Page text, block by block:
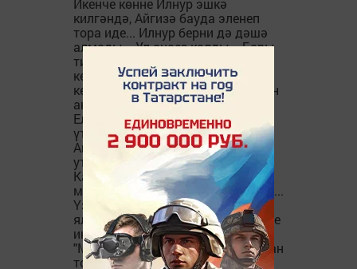
Икенче көнне Илнур эшкә
килгәндә, Айгизә бауда эленеп
тора иде... Илнур берни дә дәшә
алмады... Ул өнсез калды... Бары
тик һаман бер сүз: "Мин..."- диеп
кенә кабатлап торды ул... Тик
кешеләр аның ни әйтәсе килгәнен
аңламады...
Еллар үтте... Әйе, Илнур, еллар
үтте... Ә син әле дә булса,
Айгизәне сагынып, көтеп
утырасың... Кайтмый ул...
Кайтмый... "Мин..."-диеп йөз-мең
мәртәбә кабатласаң да кайтмый...
Үз ялгышыңны - ачы ди
ялгышыңны аңларга вакыт җитте
инде сиңа Илнур!!!
"Мин..." - диеп Илнур креслосыннан
торып, өстәл өстендәге